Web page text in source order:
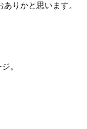
りかと思います。
。